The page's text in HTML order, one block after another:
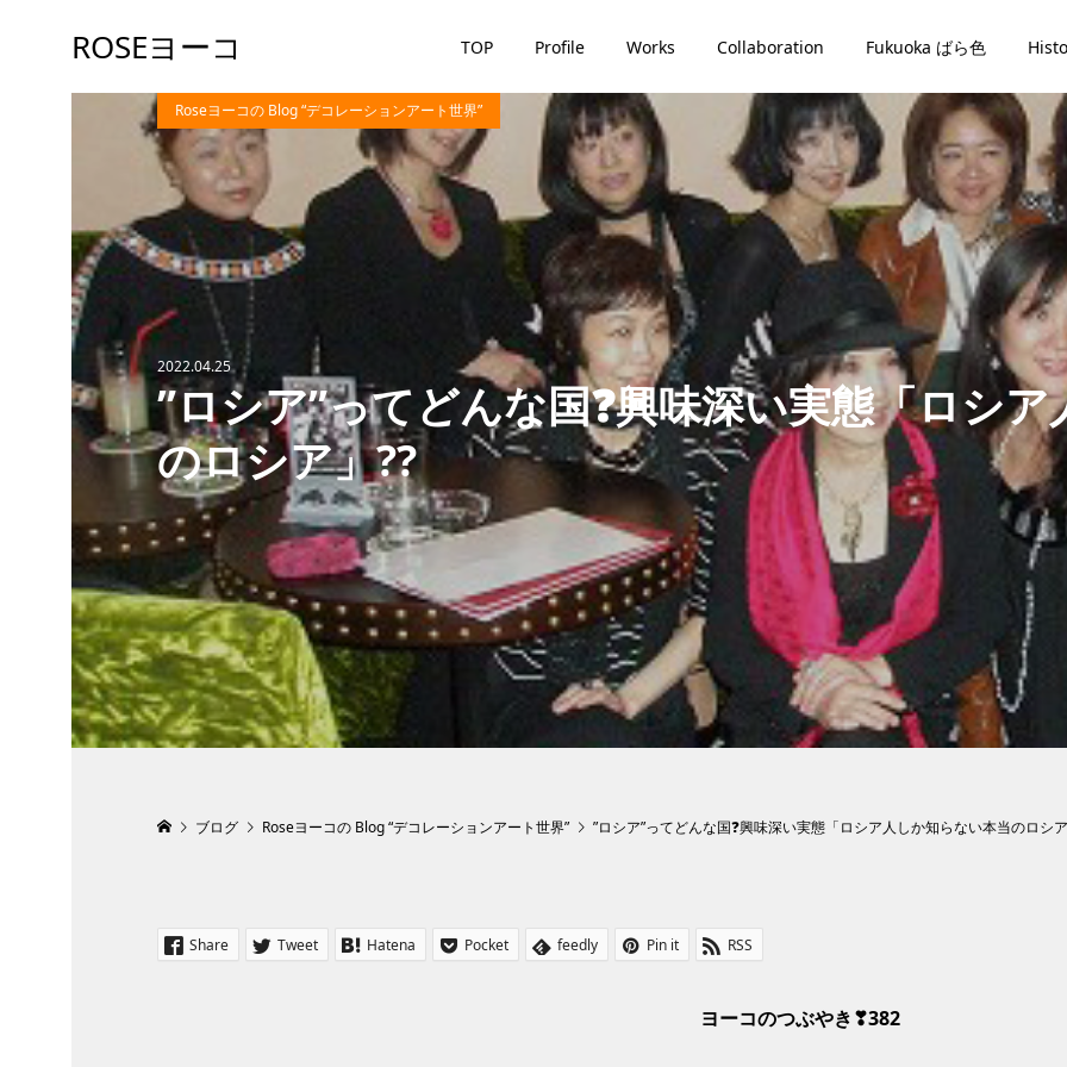
ROSEヨーコ TOP Profile Works Collaboration Fukuoka ばら色
2022.04.25
”ロシア”ってどんな国❓興味深い実態「ロシ
のロシア」⁇
Roseヨーコの Blog “デコレーションアート世界”
ブログ Roseヨーコの Blog “デコレーションアート世界” ”ロシア”ってどんな国❓興味深い実態「ロシア人しか知らない本当のロシ
Share Tweet Hatena Pocket feedly Pin it RSS
ヨーコのつぶやき❣382